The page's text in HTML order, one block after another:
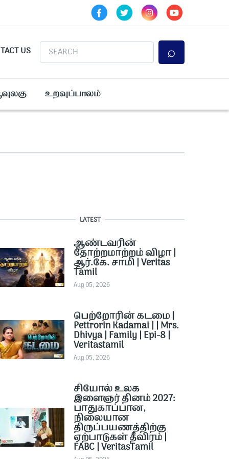
US Search
உறவுப்பாலம்
LATEST
ஆண்டவரின்
தோற்றமாற்றம் விழா |
ஆர்.கே. சாமி | Veritas
Tamil
Aug 05, 2026
பெற்றோரின் கடமை |
Pettrorin Kadamai | | Mrs.
Dhivya | Family | Epi-8 |
Veritastamil ​
Aug 05, 2026
சியோல் உலக
இளைஞர் தினம் 2027:
பாதுகாப்பான,
நிலையான
திருப்பயணத்திற்கு
ஏற்பாடுகள் தீவிரம் |
FABC | VeritasTamil